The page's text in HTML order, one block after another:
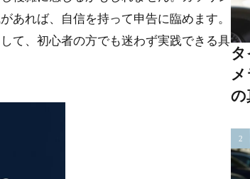
あれば、自信を持って申告に臨めます。
て、初心者の方でも迷わず実践できる具
の